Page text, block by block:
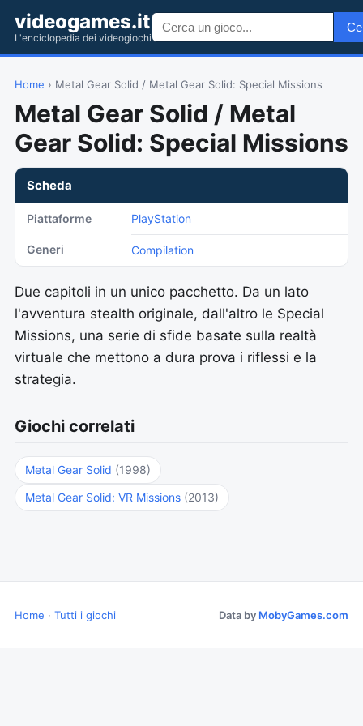
videogames.it
L'enciclopedia dei videogiochi
Home › Metal Gear Solid / Metal Gear Solid: Special Missions
Metal Gear Solid / Metal
Gear Solid: Special Missions
Scheda
Piattaforme PlayStation
Generi Compilation
Due capitoli in un unico pacchetto. Da un lato
l'avventura stealth originale, dall'altro le Special
Missions, una serie di sfide basate sulla realtà
virtuale che mettono a dura prova i riflessi e la
strategia.
Giochi correlati
Metal Gear Solid (1998)
Metal Gear Solid: VR Missions (2013)
Home · Tutti i giochi Data by MobyGames.com